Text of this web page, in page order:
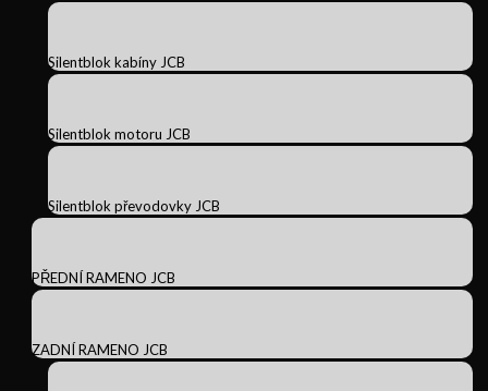
Silentblok kabíny JCB
Silentblok motoru JCB
Silentblok převodovky JCB
PŘEDNÍ RAMENO JCB
ZADNÍ RAMENO JCB